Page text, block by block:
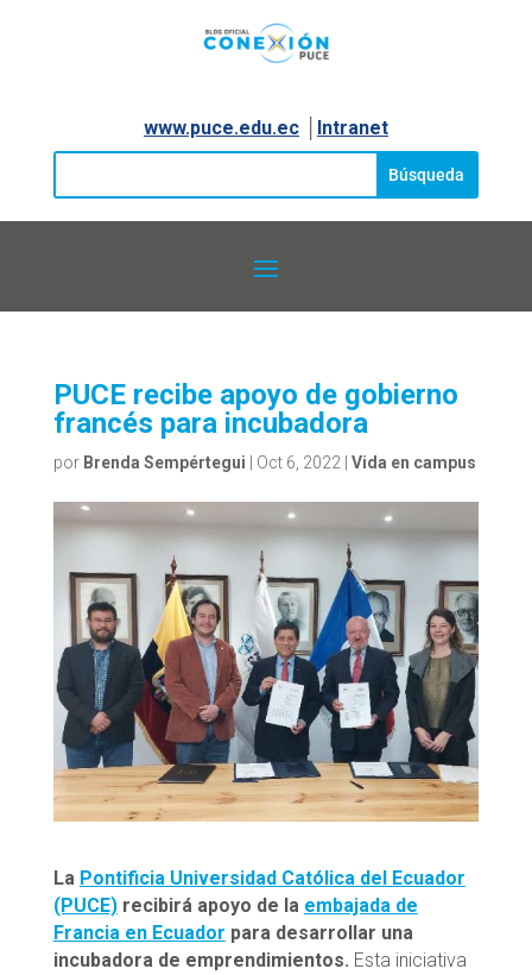
www.puce.edu.ec│ Intranet
PUCE recibe apoyo de gobierno
francés para incubadora
por Brenda Sempértegui Oct 6, 2022| Vida en campus
La Pontificia Universidad Católica del Ecuador
(PUCE)recibirá apoyo de la embajada de
Francia en Ecuador para desarrollar una
incubadora de emprendimientos. Esta iniciativa